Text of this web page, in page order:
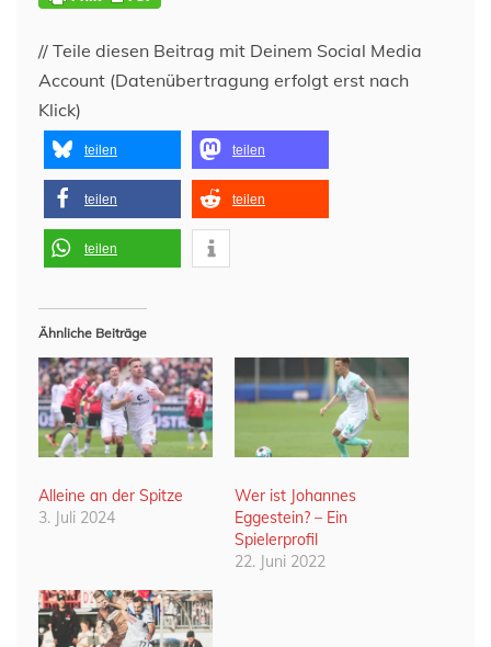
// Teile diesen Beitrag mit Deinem Social Media
Account (Datenübertragung erfolgt erst nach
Klick)
teilen teilen
teilen teilen
teilen
Ähnliche Beiträge
Alleine an der Spitze
3. Juli 2024
Wer ist Johannes
Eggestein? – Ein
Spielerprofil
22. Juni 2022